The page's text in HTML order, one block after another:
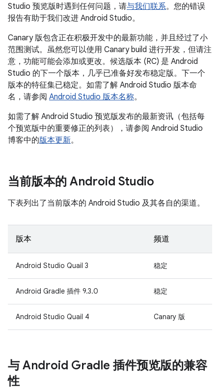
Studio 预览版时遇到任何问题，请与我们联系。您的错误
报告有助于我们改进 Android Studio。
Canary 版包含正在积极开发中的最新功能，并且经过了小
范围测试。虽然您可以使用 Canary build 进行开发，但请注
意，功能可能会添加或更改。候选版本 (RC) 是 Android
Studio 的下一个版本，几乎已准备好发布稳定版。下一个
版本的特征集已稳定。如需了解 Android Studio 版本命
名，请参阅 Android Studio 版本名称。
如需了解 Android Studio 预览版发布的最新资讯（包括每
个预览版中的重要修正的列表），请参阅 Android Studio
博客中的版本更新。
当前版本的 Android Studio
下表列出了当前版本的 Android Studio 及其各自的渠道。
版本 频道
Android Studio Quail 3 稳定
Android Gradle 插件 9.3.0 稳定
Android Studio Quail 4 Canary 版
与 Android Gradle 插件预览版的兼容
性